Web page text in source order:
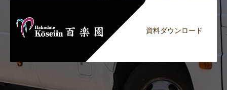
資料ダウンロード